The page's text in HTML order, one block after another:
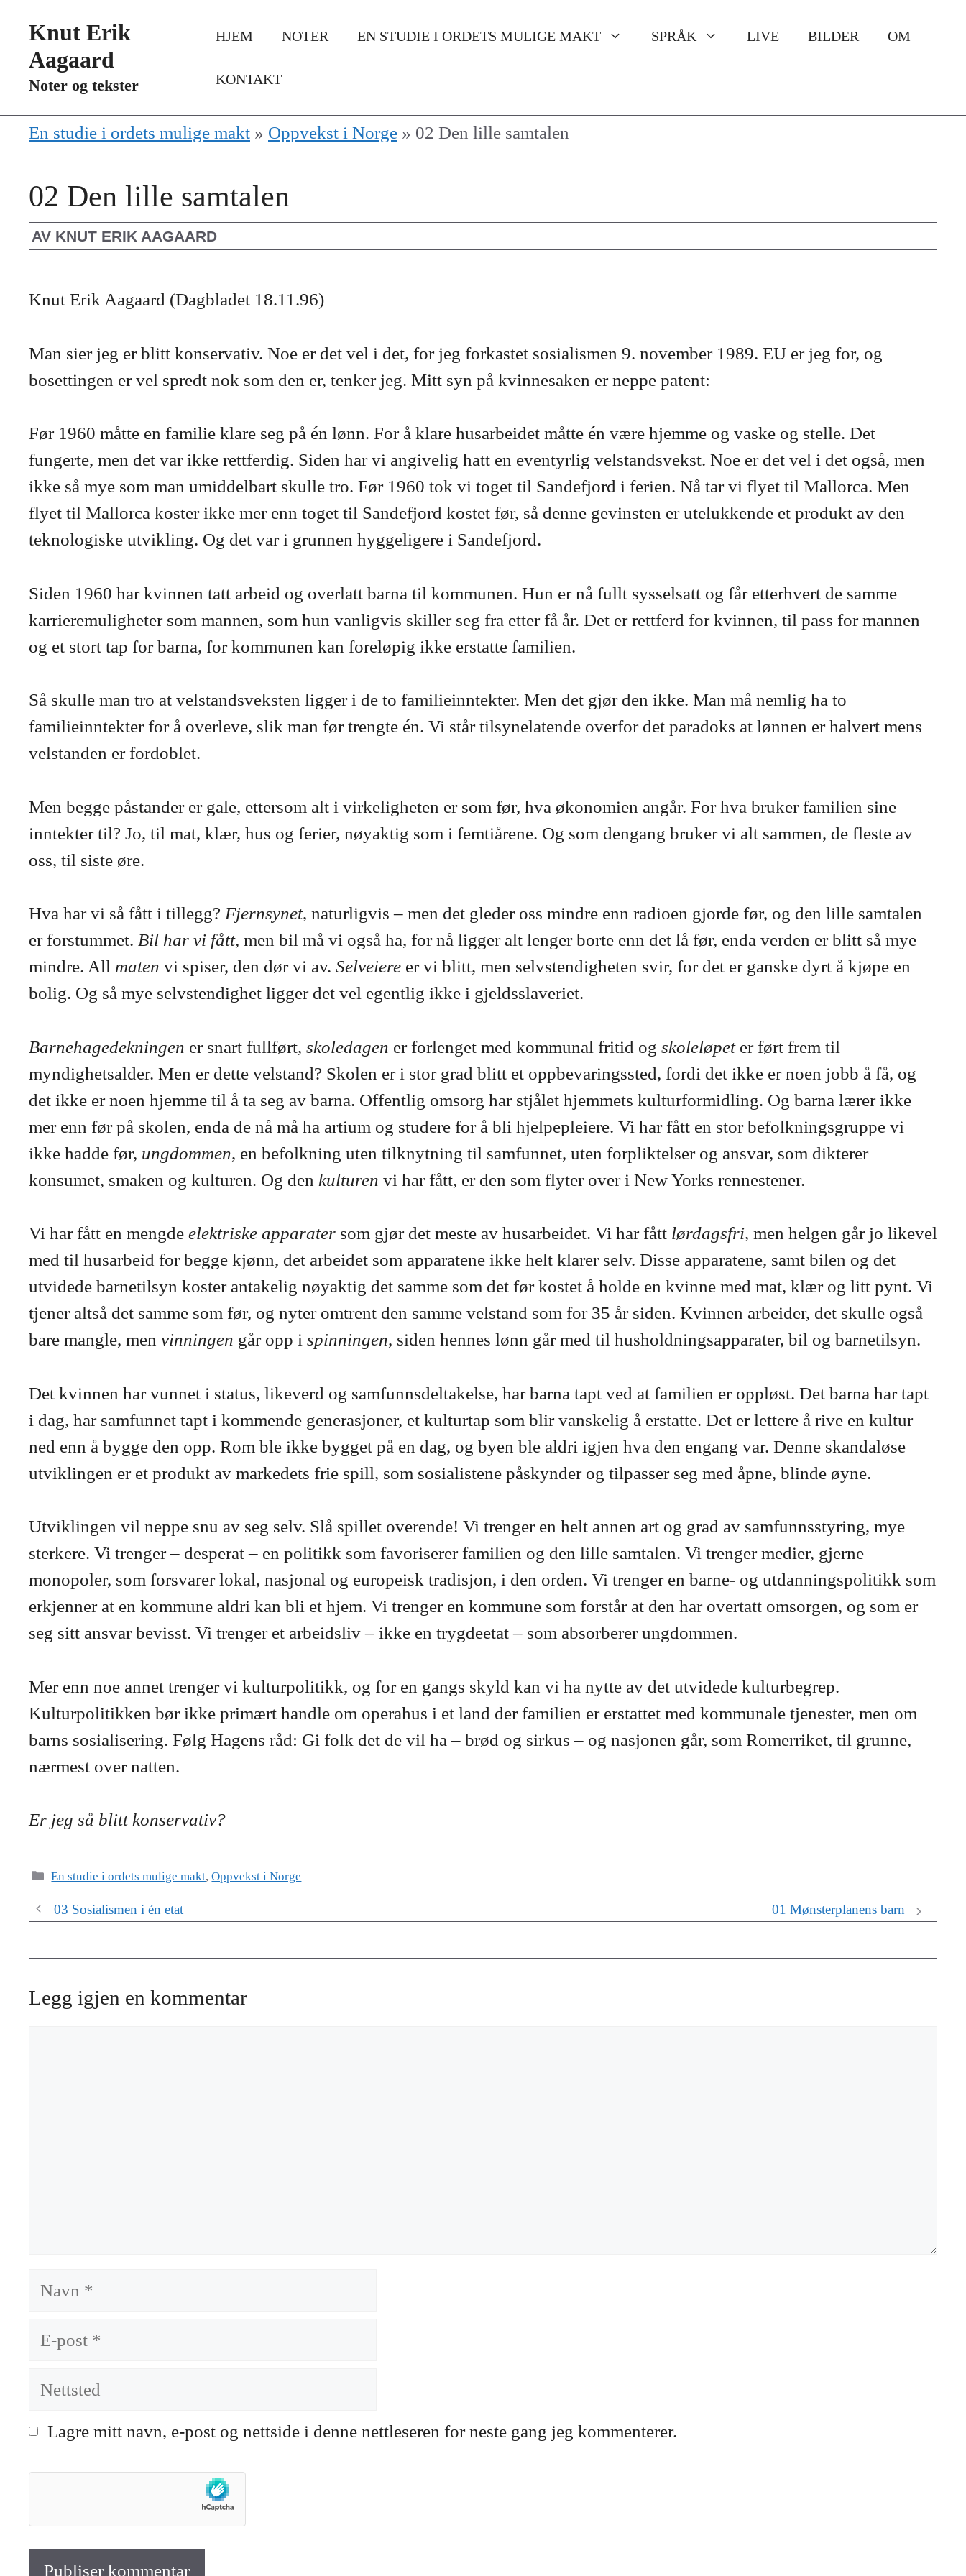
innhold
Knut Erik
Aagaard
Noter og tekster
HJEM NOTER EN STUDIE I ORDETS MULIGE MAKT SPRÅK LIVE BILDER OM
KONTAKT
En studie i ordets mulige makt » Oppvekst i Norge » 02 Den lille samtalen
02 Den lille samtalen
AV KNUT ERIK AAGAARD
Knut Erik Aagaard (Dagbladet 18.11.96)
Man sier jeg er blitt konservativ. Noe er det vel i det, for jeg forkastet sosialismen 9. november 1989. EU er jeg for, og
bosettingen er vel spredt nok som den er, tenker jeg. Mitt syn på kvinnesaken er neppe patent:
Før 1960 måtte en familie klare seg på én lønn. For å klare husarbeidet måtte én være hjemme og vaske og stelle. Det
fungerte, men det var ikke rettferdig. Siden har vi angivelig hatt en eventyrlig velstandsvekst. Noe er det vel i det også, men
ikke så mye som man umiddelbart skulle tro. Før 1960 tok vi toget til Sandefjord i ferien. Nå tar vi flyet til Mallorca. Men
flyet til Mallorca koster ikke mer enn toget til Sandefjord kostet før, så denne gevinsten er utelukkende et produkt av den
teknologiske utvikling. Og det var i grunnen hyggeligere i Sandefjord.
Siden 1960 har kvinnen tatt arbeid og overlatt barna til kommunen. Hun er nå fullt sysselsatt og får etterhvert de samme
karrieremuligheter som mannen, som hun vanligvis skiller seg fra etter få år. Det er rettferd for kvinnen, til pass for mannen
og et stort tap for barna, for kommunen kan foreløpig ikke erstatte familien.
Så skulle man tro at velstandsveksten ligger i de to familieinntekter. Men det gjør den ikke. Man må nemlig ha to
familieinntekter for å overleve, slik man før trengte én. Vi står tilsynelatende overfor det paradoks at lønnen er halvert mens
velstanden er fordoblet.
Men begge påstander er gale, ettersom alt i virkeligheten er som før, hva økonomien angår. For hva bruker familien sine
inntekter til? Jo, til mat, klær, hus og ferier, nøyaktig som i femtiårene. Og som dengang bruker vi alt sammen, de fleste av
oss, til siste øre.
Hva har vi så fått i tillegg? Fjernsynet, naturligvis – men det gleder oss mindre enn radioen gjorde før, og den lille samtalen
er forstummet. Bil har vi fått, men bil må vi også ha, for nå ligger alt lenger borte enn det lå før, enda verden er blitt så mye
mindre. All maten vi spiser, den dør vi av. Selveiere er vi blitt, men selvstendigheten svir, for det er ganske dyrt å kjøpe en
bolig. Og så mye selvstendighet ligger det vel egentlig ikke i gjeldsslaveriet.
Barnehagedekningen er snart fullført, skoledagen er forlenget med kommunal fritid og skoleløpet er ført frem til
myndighetsalder. Men er dette velstand? Skolen er i stor grad blitt et oppbevaringssted, fordi det ikke er noen jobb å få, og
det ikke er noen hjemme til å ta seg av barna. Offentlig omsorg har stjålet hjemmets kulturformidling. Og barna lærer ikke
mer enn før på skolen, enda de nå må ha artium og studere for å bli hjelpepleiere. Vi har fått en stor befolkningsgruppe vi
ikke hadde før, ungdommen, en befolkning uten tilknytning til samfunnet, uten forpliktelser og ansvar, som dikterer
konsumet, smaken og kulturen. Og den kulturen vi har fått, er den som flyter over i New Yorks rennestener.
Vi har fått en mengde elektriske apparater som gjør det meste av husarbeidet. Vi har fått lørdagsfri, men helgen går jo likevel
med til husarbeid for begge kjønn, det arbeidet som apparatene ikke helt klarer selv. Disse apparatene, samt bilen og det
utvidede barnetilsyn koster antakelig nøyaktig det samme som det før kostet å holde en kvinne med mat, klær og litt pynt. Vi
tjener altså det samme som før, og nyter omtrent den samme velstand som for 35 år siden. Kvinnen arbeider, det skulle også
bare mangle, men vinningen går opp i spinningen, siden hennes lønn går med til husholdningsapparater, bil og barnetilsyn.
Det kvinnen har vunnet i status, likeverd og samfunnsdeltakelse, har barna tapt ved at familien er oppløst. Det barna har tapt
i dag, har samfunnet tapt i kommende generasjoner, et kulturtap som blir vanskelig å erstatte. Det er lettere å rive en kultur
ned enn å bygge den opp. Rom ble ikke bygget på en dag, og byen ble aldri igjen hva den engang var. Denne skandaløse
utviklingen er et produkt av markedets frie spill, som sosialistene påskynder og tilpasser seg med åpne, blinde øyne.
Utviklingen vil neppe snu av seg selv. Slå spillet overende! Vi trenger en helt annen art og grad av samfunnsstyring, mye
sterkere. Vi trenger – desperat – en politikk som favoriserer familien og den lille samtalen. Vi trenger medier, gjerne
monopoler, som forsvarer lokal, nasjonal og europeisk tradisjon, i den orden. Vi trenger en barne- og utdanningspolitikk som
erkjenner at en kommune aldri kan bli et hjem. Vi trenger en kommune som forstår at den har overtatt omsorgen, og som er
seg sitt ansvar bevisst. Vi trenger et arbeidsliv – ikke en trygdeetat – som absorberer ungdommen.
Mer enn noe annet trenger vi kulturpolitikk, og for en gangs skyld kan vi ha nytte av det utvidede kulturbegrep.
Kulturpolitikken bør ikke primært handle om operahus i et land der familien er erstattet med kommunale tjenester, men om
barns sosialisering. Følg Hagens råd: Gi folk det de vil ha – brød og sirkus – og nasjonen går, som Romerriket, til grunne,
nærmest over natten.
Er jeg så blitt konservativ?
Kategorier
En studie i ordets mulige makt,Oppvekst i Norge
03 Sosialismen i én etat 01 Mønsterplanens barn
Legg igjen en kommentar
Navn
E-
Nettsted
Lagre mitt navn, e-post og nettside i denne nettleseren for neste gang jeg kommenterer.